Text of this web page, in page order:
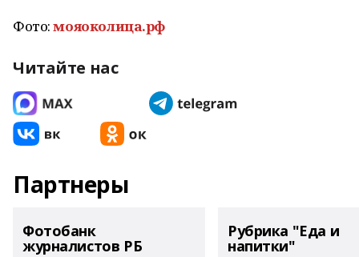
Фото:мояоколица.рф
Читайте нас
Партнеры
Фотобанк
журналистов РБ
Рубрика "Еда и
напитки"